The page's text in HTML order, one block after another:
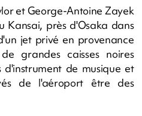
et George-Antoine Zayek
Kansai, près d'Osaka dans
jet privé en provenance
grandes caisses noires
d'instrument de musique et
de l'aéroport être des